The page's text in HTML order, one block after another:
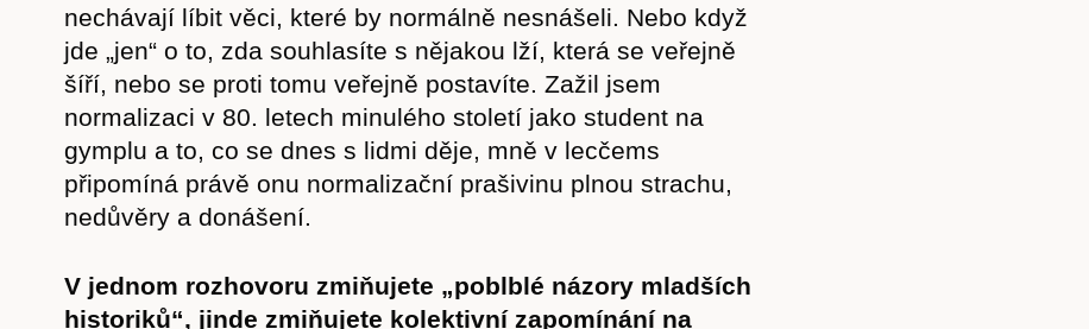
Akce
nechávají líbit věci, které by normálně nesnášeli. Nebo když
jde „jen“ o to, zda souhlasíte s nějakou lží, která se veřejně
šíří, nebo se proti tomu veřejně postavíte. Zažil jsem
normalizaci v 80. letech minulého století jako student na
gymplu a to, co se dnes s lidmi děje, mně v lecčems
připomíná právě onu normalizační prašivinu plnou strachu,
nedůvěry a donášení.
V jednom rozhovoru zmiňujete „poblblé názory mladších
historiků“, jinde zmiňujete kolektivní zapomínání na